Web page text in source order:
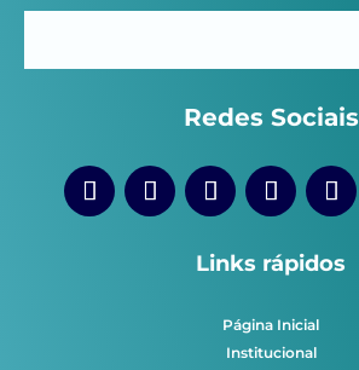
Redes Sociais
Links rápidos
Página Inicial
Institucional